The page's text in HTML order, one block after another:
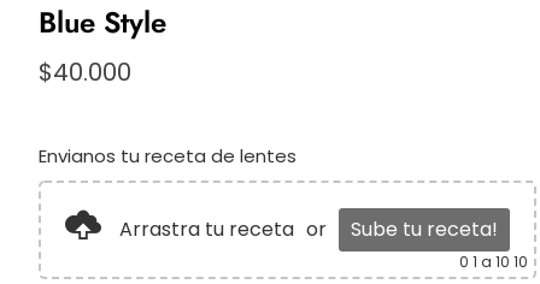
Blue Style
$40.000
Envianos tu receta de lentes
Arrastra tu receta or Sube tu receta!
0 1 a 10 10